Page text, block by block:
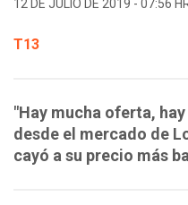
12 DE JULIO DE 2019 - 07:56
T13
"Hay mucha oferta,
desde el mercado de
cayó a su precio más